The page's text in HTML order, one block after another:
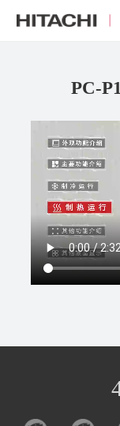
PC-